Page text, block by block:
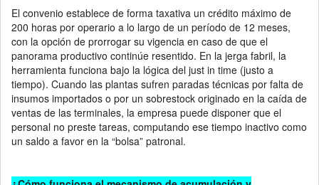
El convenio establece de forma taxativa un crédito máximo de
200 horas por operario a lo largo de un período de 12 meses,
con la opción de prorrogar su vigencia en caso de que el
panorama productivo continúe resentido. En la jerga fabril, la
herramienta funciona bajo la lógica del just in time (justo a
tiempo). Cuando las plantas sufren paradas técnicas por falta de
insumos importados o por un sobrestock originado en la caída de
ventas de las terminales, la empresa puede disponer que el
personal no preste tareas, computando ese tiempo inactivo como
un saldo a favor en la “bolsa” patronal.